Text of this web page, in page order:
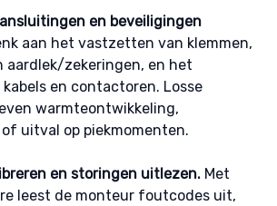
en beveiligingen
aan het vastzetten van klemmen,
aardlek/zekeringen, en het
en contactoren. Losse
warmteontwikkeling,
uitval op piekmomenten.
en storingen uitlezen.Met
leest de monteur foutcodes uit,